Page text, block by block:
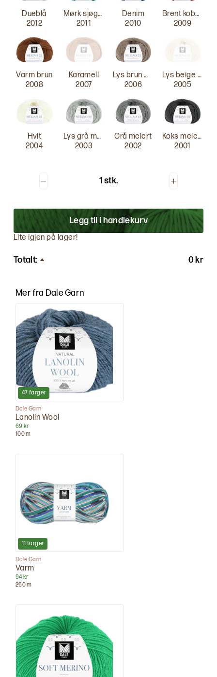
Dueblå
2012
Mørk sjøgrønn
2011
Denim
2010
Brent kobber
2009
Varm brun
2008
Karamell
2007
Lys brun melert
2006
Lys beige melert
2005
Hvit
2004
Lys grå melert
2003
Grå melert
2002
Koks melert
2001
1 stk.
Legg til i handlekurv
Lite igjen på lager!
Totalt: 0 kr
Mer fra Dale Garn
47 farger
Dale Garn
Lanolin Wool
69 kr
100m
11 farger
Dale Garn
Varm
94 kr
260m